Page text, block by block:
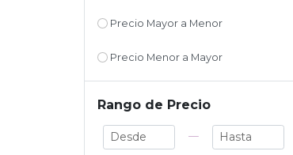
Precio Mayor a Menor
Precio Menor a Mayor
Rango de Precio
—